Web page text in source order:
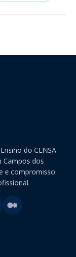
do CENSA
Campos dos
e compromisso